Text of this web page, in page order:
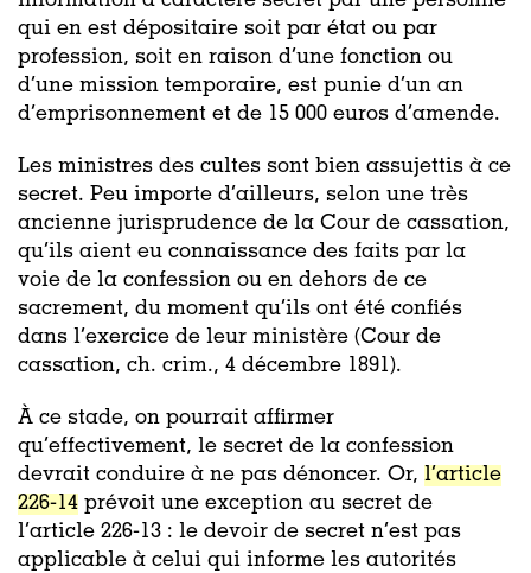
qui en est dépositaire soit par état ou par
profession, soit en raison d’une fonction ou
d’une mission temporaire, est punie d’un an
d’emprisonnement et de 15 000 euros d’amende.
Les ministres des cultes sont bien assujettis à ce
secret. Peu importe d’ailleurs, selon une très
ancienne jurisprudence de la Cour de cassation,
qu’ils aient eu connaissance des faits par la
voie de la confession ou en dehors de ce
sacrement, du moment qu’ils ont été confiés
dans l’exercice de leur ministère (Cour de
cassation, ch. crim., 4 décembre 1891).
À ce stade, on pourrait affirmer
qu’effectivement, le secret de la confession
devrait conduire à ne pas dénoncer. Or, l’article
226-14 prévoit une exception au secret de
l’article 226-13 : le devoir de secret n’est pas
applicable à celui qui informe les autorités